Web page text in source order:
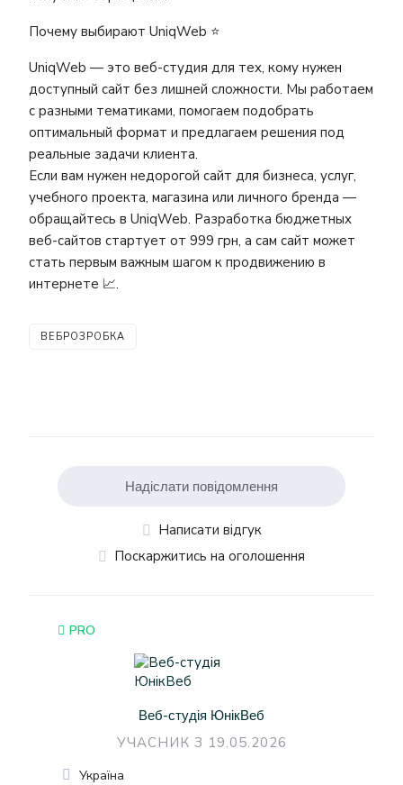
Почему выбирают UniqWeb ⭐
UniqWeb — это веб-студия для тех, кому нужен
доступный сайт без лишней сложности. Мы работаем
с разными тематиками, помогаем подобрать
оптимальный формат и предлагаем решения под
реальные задачи клиента.
Если вам нужен недорогой сайт для бизнеса, услуг,
учебного проекта, магазина или личного бренда —
обращайтесь в UniqWeb. Разработка бюджетных
веб-сайтов стартует от 999 грн, а сам сайт может
стать первым важным шагом к продвижению в
интернете 📈.
ВЕБРОЗРОБКА
Надіслати повідомлення
Написати відгук
Поскаржитись на оголошення
PRO
Веб-студія ЮнікВеб
УЧАСНИК З 19.05.2026
Україна